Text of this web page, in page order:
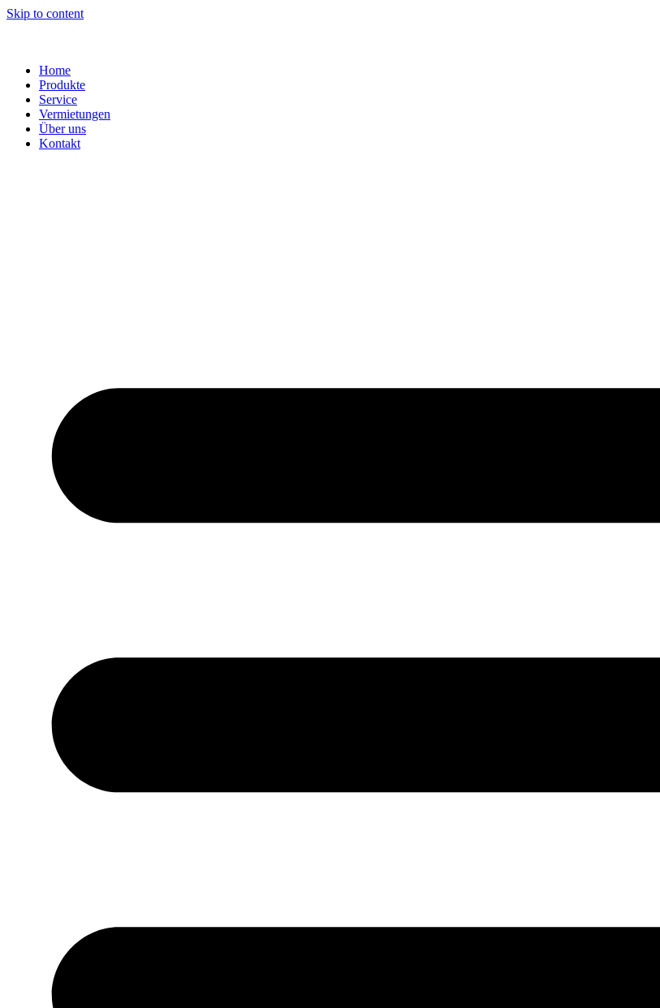
Skip to content
Home
Produkte
Service
Vermietungen
Über uns
Kontakt